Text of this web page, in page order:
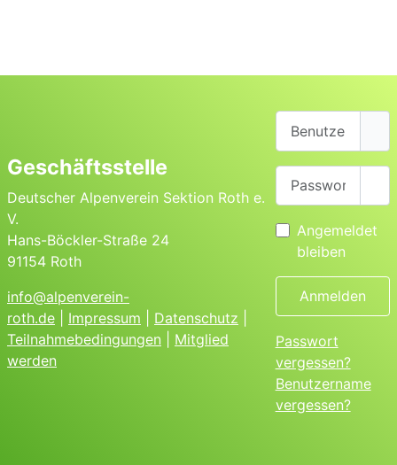
Geschäftsstelle
Deutscher Alpenverein Sektion Roth e.
V.
Hans-Böckler-Straße 24
91154 Roth
info@alpenverein-
roth.de
Impressum Datenschutz
Teilnahmebedingungen
Mitglied
werden
Angemeldet
bleiben
Anmelden
Passwort
vergessen?
Benutzername
vergessen?